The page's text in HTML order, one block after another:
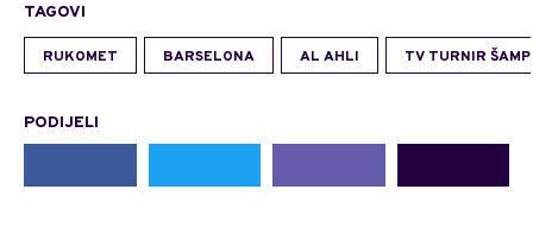
TAGOVI
RUKOMET BARSELONA AL AHLI TV TURNIR
PODIJELI